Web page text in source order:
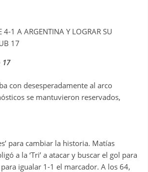
4-1 A ARGENTINA Y LOGRAR SU
17
17
con desesperadamente al arco
se mantuvieron reservados,
para cambiar la historia. Matías
a la ‘Tri’ a atacar y buscar el gol para
igualar 1-1 el marcador. A los 64,